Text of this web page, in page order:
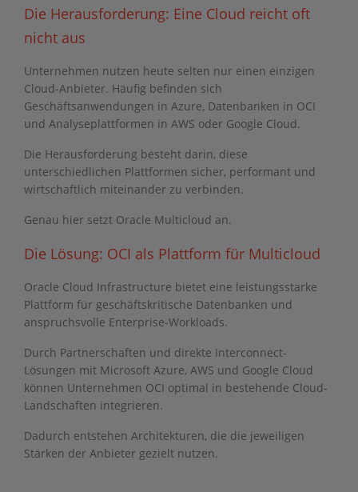
Die Herausforderung: Eine Cloud reicht oft
nicht aus
Unternehmen nutzen heute selten nur einen einzigen
Cloud-Anbieter. Häufig befinden sich
Geschäftsanwendungen in Azure, Datenbanken in OCI
und Analyseplattformen in AWS oder Google Cloud.
Die Herausforderung besteht darin, diese
unterschiedlichen Plattformen sicher, performant und
wirtschaftlich miteinander zu verbinden.
Genau hier setzt Oracle Multicloud an.
Die Lösung: OCI als Plattform für Multicloud
Oracle Cloud Infrastructure bietet eine leistungsstarke
Plattform für geschäftskritische Datenbanken und
anspruchsvolle Enterprise-Workloads.
Durch Partnerschaften und direkte Interconnect-
Lösungen mit Microsoft Azure, AWS und Google Cloud
können Unternehmen OCI optimal in bestehende Cloud-
Landschaften integrieren.
Dadurch entstehen Architekturen, die die jeweiligen
Stärken der Anbieter gezielt nutzen.